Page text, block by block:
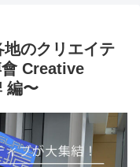
地のクリエイテ
會 Creative
編〜